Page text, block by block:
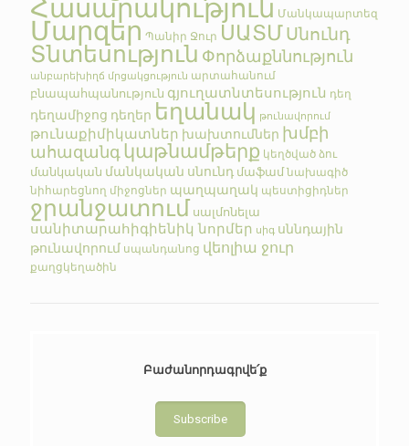
Հասարակություն Մանկապարտեզ
Մարզեր Պանիր Ջուր ՍԱՏՄՍնունդ
Տնտեսություն Փորձաքննություն
անբարեխիղճ մրցակցություն արտահանում
բնապահպանություն գյուղատնտեսություն դեղ
դեղամիջոց դեղեր եղանակ թունավորում
թունաքիմիկատներ խախտումներ խմբի
ահազանգկաթնամթերք կեղծված ձու
մանկական մանկական սնունդ մաֆամ նախագիծ
նիհարեցնող միջոցներ պաղպաղակ պեստիցիդներ
ջրանջատում սալմոնելա
սանիտարահիգիենիկ նորմեր սիգ սննդային
թունավորում սպանդանոց վեոլիա ջուր
քաղցկեղածին
Բաժանորդագրվե՛ք
Subscribe